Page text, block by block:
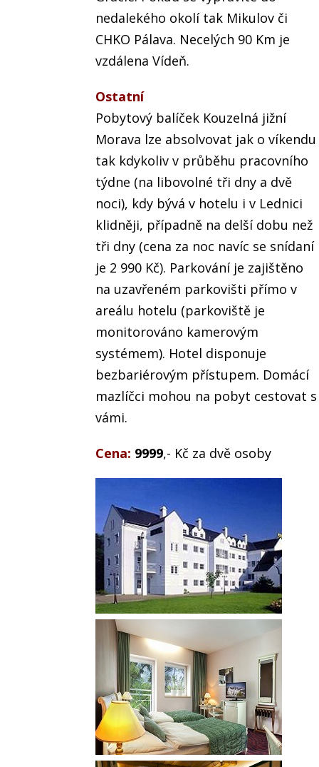
nedalekého okolí tak Mikulov či
CHKO Pálava. Necelých 90 Km je
vzdálena Vídeň.
Ostatní
Pobytový balíček Kouzelná jižní
Morava lze absolvovat jak o víkendu
tak kdykoliv v průběhu pracovního
týdne (na libovolné tři dny a dvě
noci), kdy bývá v hotelu i v Lednici
klidněji, případně na delší dobu než
tři dny (cena za noc navíc se snídaní
je 2 990 Kč). Parkování je zajištěno
na uzavřeném parkovišti přímo v
areálu hotelu (parkoviště je
monitorováno kamerovým
systémem). Hotel disponuje
bezbariérovým přístupem. Domácí
mazlíčci mohou na pobyt cestovat s
vámi.
Cena: 9999,- Kč za dvě osoby